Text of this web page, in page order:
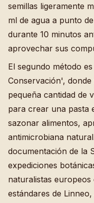
semillas ligeramente
ml de agua a punto
durante 10 minutos
aprovechar sus
El segundo método
Conservación',
pequeña cantidad de
para crear una pasta
sazonar alimentos,
antimicrobiana
documentación de la
expediciones
naturalistas
estándares de